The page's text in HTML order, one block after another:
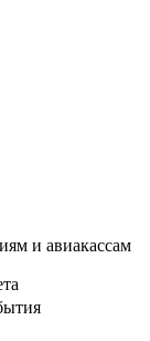
и авиакассам